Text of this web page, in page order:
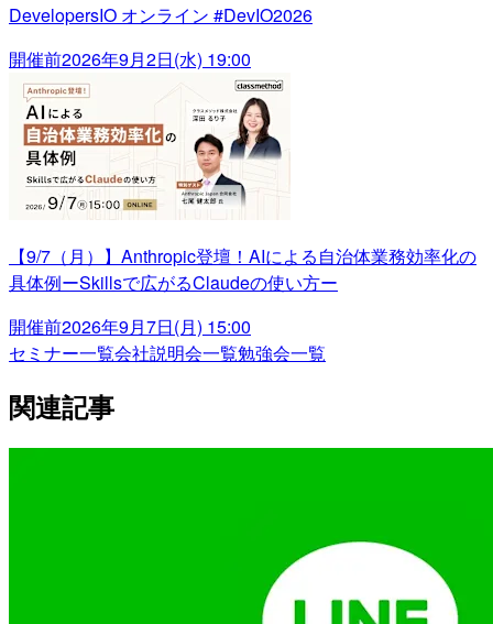
DevelopersIO オンライン #DevIO2026
開催前2026年9月2日(水) 19:00
【9/7（月）】Anthropic登壇！AIによる自治体業務効率化の
具体例ーSkillsで広がるClaudeの使い方ー
開催前2026年9月7日(月) 15:00
セミナー一覧会社説明会一覧勉強会一覧
関連記事